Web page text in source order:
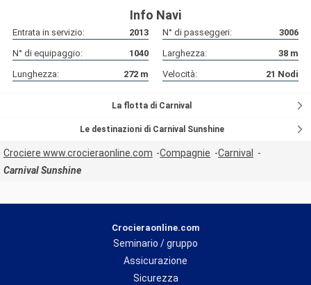
Info Navi
Entrata in servizio: 2013 N° di passeggeri:
3006
N° di equipaggio:
1040 Larghezza: 38 m
Lunghezza:
272 m Velocità: 21 Nodi
La flotta di Carnival
Le destinazioni di Carnival Sunshine
Crociere www.crocieraonline.com Compagnie
Carnival
Carnival Sunshine
Crocieraonline.com
Seminario / gruppo
Assicurazione
Sicurezza